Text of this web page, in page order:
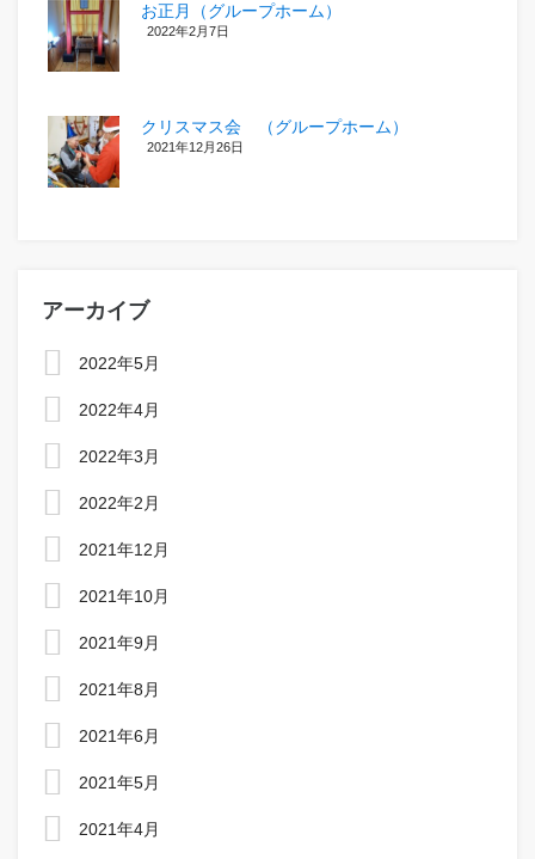
お正月（グループホーム）
2022年2月7日
クリスマス会 （グループホーム）
2021年12月26日
アーカイブ
2022年5月
2022年4月
2022年3月
2022年2月
2021年12月
2021年10月
2021年9月
2021年8月
2021年6月
2021年5月
2021年4月